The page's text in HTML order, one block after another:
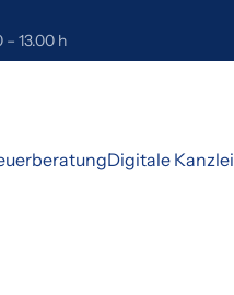
13.00 h
Digitale Kanzlei